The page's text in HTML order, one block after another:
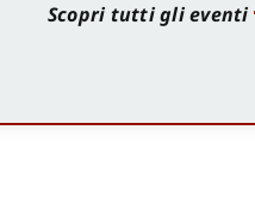
Scopri tutti gli eventi